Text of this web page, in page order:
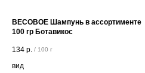
ВЕСОВОЕ Шампунь в ассортименте
100 гр Ботавикос
134 р. / 100 г
вид